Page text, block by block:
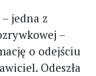
– jedna z
–
o odejściu
Odeszła